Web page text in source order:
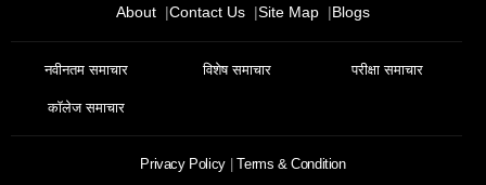
About Contact Us Site Map Blogs
नवीनतम समाचार विशेष समाचार परीक्षा समाचार
कॉलेज समाचार
Privacy Policy Terms & Condition